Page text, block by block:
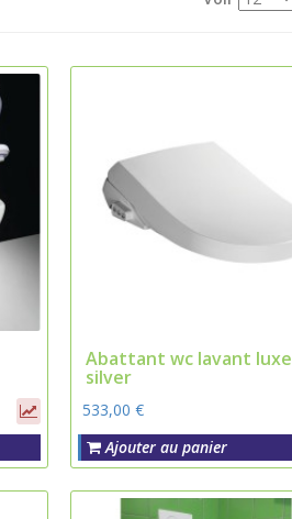
Abattant wc lavant luxe
silver
533,00 €
Ajouter au panier